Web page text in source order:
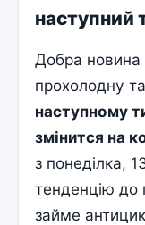
наступний
Добра новина
прохолодну
наступному
змінится на
з понеділка,
тенденцію до
займе